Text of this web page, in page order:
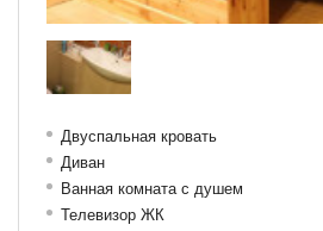
Двуспальная кровать
Диван
Ванная комната с душем
Телевизор ЖК